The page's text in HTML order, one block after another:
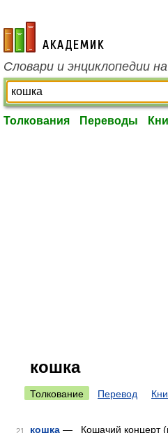
academic.ru
Словари и энциклопедии
Толкования Переводы
кошка
Толкование Перевод
21 кошка — Кошачий концерт